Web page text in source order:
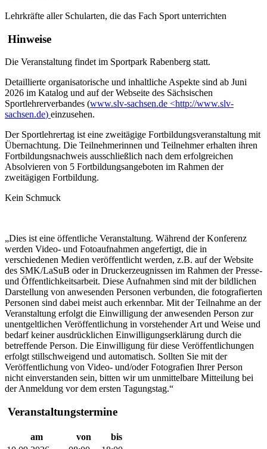
Lehrkräfte aller Schularten, die das Fach Sport unterrichten
Hinweise
Die Veranstaltung findet im Sportpark Rabenberg statt.
Detaillierte organisatorische und inhaltliche Aspekte sind ab Juni
2026 im Katalog und auf der Webseite des Sächsischen
Sportlehrerverbandes (www.slv-sachsen.de <http://www.slv-
sachsen.de) einzusehen.
Der Sportlehrertag ist eine zweitägige Fortbildungsveranstaltung mit
Übernachtung. Die Teilnehmerinnen und Teilnehmer erhalten ihren
Fortbildungsnachweis ausschließlich nach dem erfolgreichen
Absolvieren von 5 Fortbildungsangeboten im Rahmen der
zweitägigen Fortbildung.
Kein Schmuck
„Dies ist eine öffentliche Veranstaltung. Während der Konferenz
werden Video- und Fotoaufnahmen angefertigt, die in
verschiedenen Medien veröffentlicht werden, z.B. auf der Website
des SMK/LaSuB oder in Druckerzeugnissen im Rahmen der Presse-
und Öffentlichkeitsarbeit. Diese Aufnahmen sind mit der bildlichen
Darstellung von anwesenden Personen verbunden, die fotografierten
Personen sind dabei meist auch erkennbar. Mit der Teilnahme an der
Veranstaltung erfolgt die Einwilligung der anwesenden Person zur
unentgeltlichen Veröffentlichung in vorstehender Art und Weise und
bedarf keiner ausdrücklichen Einwilligungserklärung durch die
betreffende Person. Die Einwilligung für diese Veröffentlichungen
erfolgt stillschweigend und automatisch. Sollten Sie mit der
Veröffentlichung von Video- und/oder Fotografien Ihrer Person
nicht einverstanden sein, bitten wir um unmittelbare Mitteilung bei
der Anmeldung vor dem ersten Tagungstag.“
Veranstaltungstermine
am von
bis